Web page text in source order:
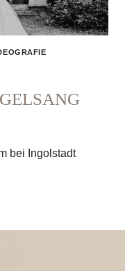
bei Ingolstadt